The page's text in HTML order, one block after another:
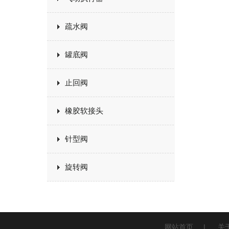
疏水阀
罐底阀
止回阀
橡胶软接头
针型阀
旋转阀
网站首页 | 关